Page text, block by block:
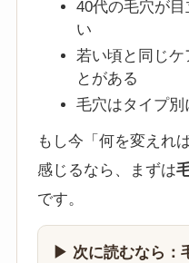
40代の毛穴が
い
若い頃と同じケ
とがある
毛穴はタイプ
もし今「何を変えれ
感じるなら、まずは
です。
▶ 次に読むなら：